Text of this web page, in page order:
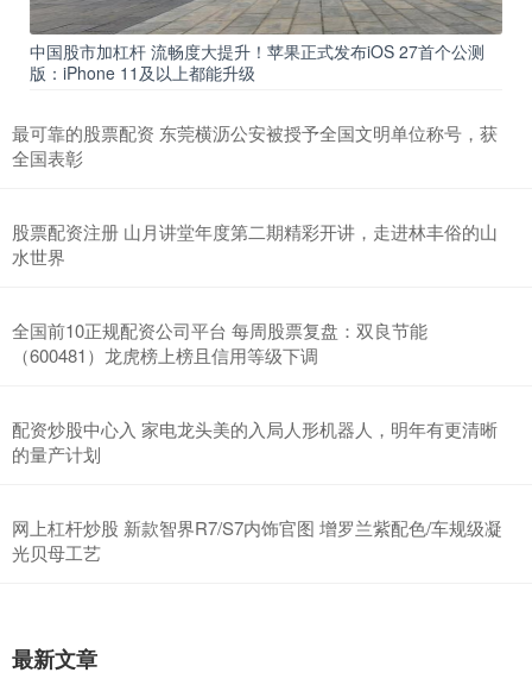
中国股市加杠杆 流畅度大提升！苹果正式发布iOS 27首个公测
版：iPhone 11及以上都能升级
最可靠的股票配资 东莞横沥公安被授予全国文明单位称号，获
全国表彰
股票配资注册 山月讲堂年度第二期精彩开讲，走进林丰俗的山
水世界
全国前10正规配资公司平台 每周股票复盘：双良节能
（600481）龙虎榜上榜且信用等级下调
配资炒股中心入 家电龙头美的入局人形机器人，明年有更清晰
的量产计划
网上杠杆炒股 新款智界R7/S7内饰官图 增罗兰紫配色/车规级凝
光贝母工艺
最新文章